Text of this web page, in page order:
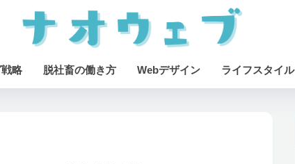
略 脱社畜の働き方 Webデザイン ライフスタイル